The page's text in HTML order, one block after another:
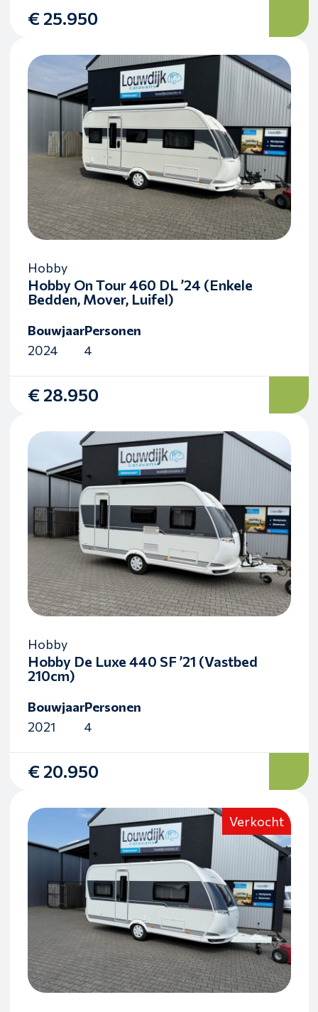
€ 25.950
Hobby
Hobby On Tour 460 DL ’24 (Enkele
Bedden, Mover, Luifel)
Bouwjaar
2024
Personen
4
€ 28.950
Hobby
Hobby De Luxe 440 SF ’21 (Vastbed
210cm)
Bouwjaar
2021
Personen
4
€ 20.950
Verkocht